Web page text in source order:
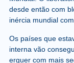
desde então com
inércia mundial
Os países que
interna vão
erguer com mais